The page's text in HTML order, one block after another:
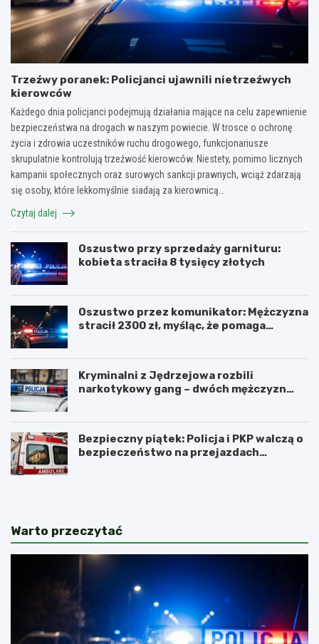
Trzeźwy poranek: Policjanci ujawnili nietrzeźwych
kierowców
Każdego dnia policjanci podejmują działania mające na celu zapewnienie
bezpieczeństwa na drogach w naszym powiecie. W trosce o ochronę
życia i zdrowia uczestników ruchu drogowego, funkcjonariusze
skrupulatnie kontrolują trzeźwość kierowców. Niestety, pomimo licznych
kampanii społecznych oraz surowych sankcji prawnych, wciąż zdarzają
się osoby, które lekkomyślnie siadają za kierownicą…
Czytaj dalej
Oszustwo przy sprzedaży garnituru:
kobieta straciła 8 tysięcy złotych
Oszustwo przez komunikator: Mężczyzna
stracił 2300 zł, myśląc, że pomaga
Kryminalni z Jędrzejowa rozbili
narkotykowy gang – dwóch mężczyzn
Bezpieczny piątek: Policja i PKP walczą o
bezpieczeństwo na przejazdach
Warto przeczytać